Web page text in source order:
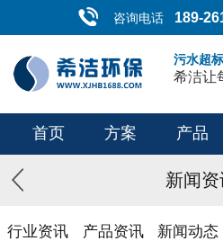
咨询电话 189-
污水超
希洁让
首页 方案 产品
新闻
行业资讯 产品资讯 新闻动态